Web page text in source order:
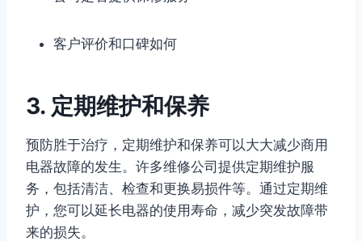
客户评价和口碑如何
3. 定期维护和保养
预防胜于治疗，定期维护和保养可以大大减少商用
电器故障的发生。许多维修公司提供定期维护服
务，包括清洁、检查和更换易损件等。通过定期维
护，您可以延长电器的使用寿命，减少突发故障带
来的损失。